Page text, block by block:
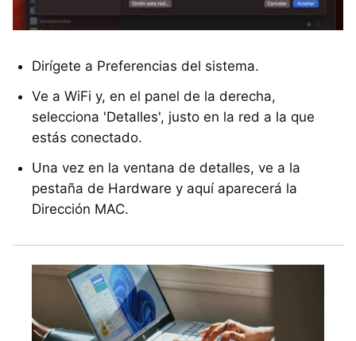
Dirígete a Preferencias del sistema.
Ve a WiFi y, en el panel de la derecha,
selecciona 'Detalles', justo en la red a la que
estás conectado.
Una vez en la ventana de detalles, ve a la
pestaña de Hardware y aquí aparecerá la
Dirección MAC.